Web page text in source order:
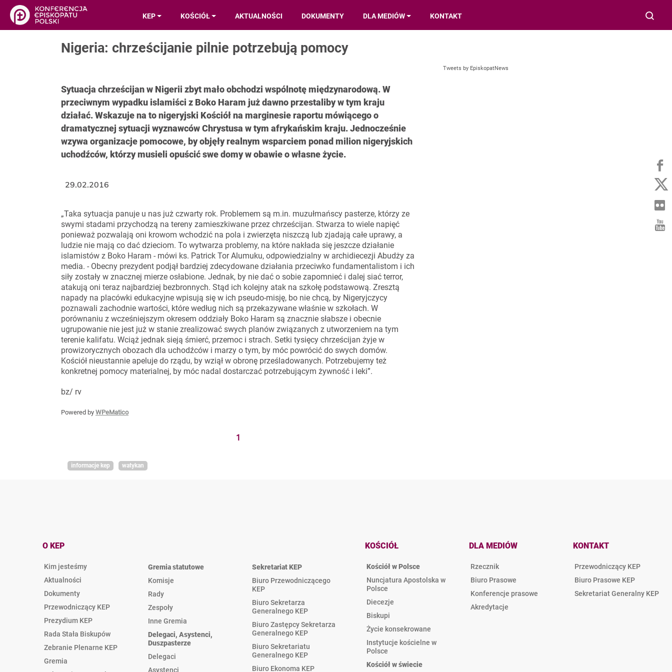
KEP KOŚCIÓŁ AKTUALNOŚCI DOKUMENTY DLA MEDIÓW KONTAKT
Nigeria: chrześcijanie pilnie potrzebują pomocy
Sytuacja chrześcijan w Nigerii zbyt mało obchodzi wspólnotę międzynarodową. W
przeciwnym wypadku islamiści z Boko Haram już dawno przestaliby w tym kraju
działać. Wskazuje na to nigeryjski Kościół na marginesie raportu mówiącego o
dramatycznej sytuacji wyznawców Chrystusa w tym afrykańskim kraju. Jednocześnie
wzywa organizacje pomocowe, by objęły realnym wsparciem ponad milion nigeryjskich
uchodźców, którzy musieli opuścić swe domy w obawie o własne życie.
„Taka sytuacja panuje u nas już czwarty rok. Problemem są m.in. muzułmańscy pasterze, którzy ze
swymi stadami przychodzą na tereny zamieszkiwane przez chrześcijan. Stwarza to wiele napięć
ponieważ pozwalają oni krowom wchodzić na pola i zwierzęta niszczą lub zjadają całe uprawy, a
ludzie nie mają co dać dzieciom. To wytwarza problemy, na które nakłada się jeszcze działanie
islamistów z Boko Haram - mówi ks. Patrick Tor Alumuku, odpowiedzialny w archidiecezji Abudży za
media. - Obecny prezydent podjął bardziej zdecydowane działania przeciwko fundamentalistom i ich
siły zostały w znacznej mierze osłabione. Jednak, by nie dać o sobie zapomnieć i dalej siać terror,
atakują oni teraz najbardziej bezbronnych. Stąd ich kolejny atak na szkołę podstawową. Zresztą
napady na placówki edukacyjne wpisują się w ich pseudo-misję, bo nie chcą, by Nigeryjczycy
poznawali zachodnie wartości, które według nich są przekazywane właśnie w szkołach. W
porównaniu z wcześniejszym okresem oddziały Boko Haram są znacznie słabsze i obecnie
ugrupowanie nie jest już w stanie zrealizować swych planów związanych z utworzeniem na tym
terenie kalifatu. Wciąż jednak sieją śmierć, przemoc i strach. Setki tysięcy chrześcijan żyje w
prowizorycznych obozach dla uchodźców i marzy o tym, by móc powrócić do swych domów.
Kościół nieustannie apeluje do rządu, by wziął w obronę prześladowanych. Potrzebujemy też
konkretnej pomocy materialnej, by móc nadal dostarczać potrzebującym żywność i leki”.
bz/ rv
Powered by WPeMatico
1
29.02.2016
informacje kep watykan
Tweets by EpiskopatNews
O KEP
Kim jesteśmy
Aktualności
Dokumenty
Przewodniczący KEP
Prezydium KEP
Rada Stała Biskupów
Zebranie Plenarne KEP
Gremia
Gremia statutowe
Komisje
Rady
Zespoły
Inne Gremia
Delegaci, Asystenci,
Duszpasterze
Delegaci
Asystenci
Sekretariat KEP
Biuro Przewodniczącego
KEP
Biuro Sekretarza
Generalnego KEP
Biuro Zastępcy Sekretarza
Generalnego KEP
Biuro Sekretariatu
Generalnego KEP
Biuro Ekonoma KEP
KOŚCIÓŁ
Kościół w Polsce
Nuncjatura Apostolska w
Polsce
Diecezje
Biskupi
Życie konsekrowane
Instytucje kościelne w
Polsce
Kościół w świecie
DLA MEDIÓW
Rzecznik
Biuro Prasowe
Konferencje prasowe
Akredytacje
KONTAKT
Przewodniczący KEP
Biuro Prasowe KEP
Sekretariat Generalny KEP